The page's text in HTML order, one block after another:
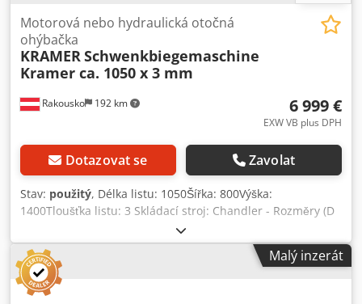
Rakousko 192 km
Motorová nebo hydraulická otočná
ohýbačka
KRAMERSchwenkbiegemaschine
Kramer ca. 1050 x 3 mm
6 999 €
EXW VB plus DPH
Dotazovat se Zavolat
Stav: použitý, Délka listu: 1050Šířka: 800Výška:
1400Tloušťka listu: 3 Skládací stroj: Chandler - Rozměry (D
x Š x V): cca. 2100 mm x 800 mm x 1400 mm - Pracovní
šířka: 1000 mm - Tloušťka plechu: 3 mm Dedpovaar Ijfx
Aileck
Malý inzerát